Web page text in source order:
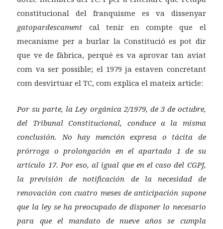
constitucional del franquisme es va dissenyar
gatopardescament cal tenir en compte que el
mecanisme per a burlar la Constitució es pot dir
que ve de fàbrica, perquè es va aprovar tan aviat
com va ser possible; el 1979 ja estaven concretant
com desvirtuar el TC, com explica el mateix article:
Por su parte, la Ley orgánica 2/1979, de 3 de octubre,
del Tribunal Constitucional, conduce a la misma
conclusión. No hay mención expresa o tácita de
prórroga o prolongación en el apartado 1 de su
artículo 17. Por eso, al igual que en el caso del CGPJ,
la previsión de notificación de la necesidad de
renovación con cuatro meses de anticipación supone
que la ley se ha preocupado de disponer lo necesario
para que el mandato de nueve años se cumpla